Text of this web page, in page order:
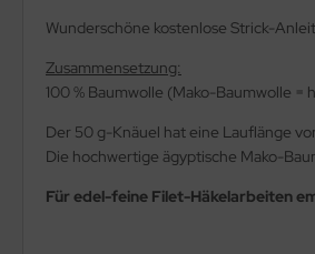
Wunderschöne kostenlose Strick-
Zusammensetzung:
100 % Baumwolle (Mako-Baumwolle
Der 50 g-Knäuel hat eine Lauflänge
Die hochwertige ägyptische Mako-
Für edel-feine Filet-Häkelarbeiten